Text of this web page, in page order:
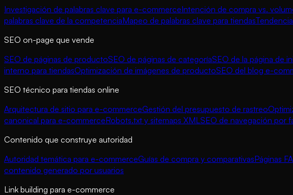
Investigación de palabras clave para e-commerceIntención de compra vs.
palabras clave de la competenciaMapeo de palabras clave para tiendas
SEO on-page que vende
SEO de páginas de productoSEO de páginas de categoríaSEO de la página de
interno para tiendasOptimización de imágenes de productoSEO del blog e-
SEO técnico para tiendas online
Arquitectura de sitio para e-commerceGestión del presupuesto de rastreo
canonical para e-commerceRobots.txt y sitemaps XMLSEO de navegación por
Contenido que construye autoridad
Autoridad temática para e-commerceGuías de compra y comparativasPáginas
contenido generado por usuarios
Link building para e-commerce